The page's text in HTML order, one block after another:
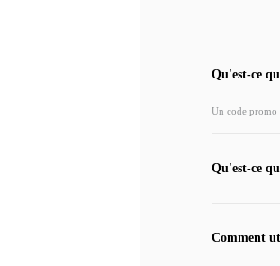
Qu'est-ce
Un code promo
Qu'est-ce
Comment